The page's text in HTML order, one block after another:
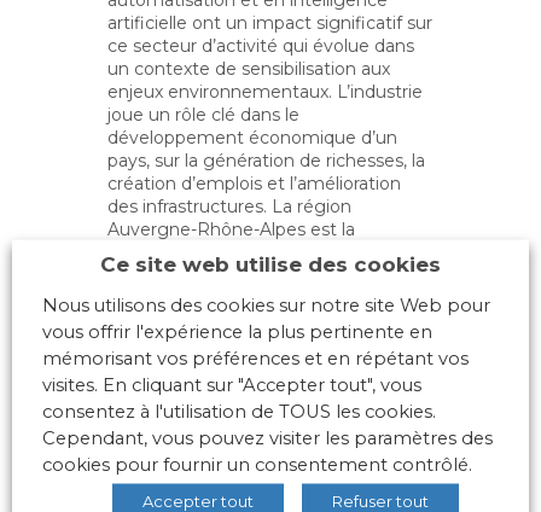
artificielle ont un impact significatif sur
ce secteur d’activité qui évolue dans
un contexte de sensibilisation aux
enjeux environnementaux. L’industrie
joue un rôle clé dans le
développement économique d’un
pays, sur la génération de richesses, la
création d’emplois et l’amélioration
des infrastructures. La région
Auvergne-Rhône-Alpes est la
première région industrielle de France
en nombre d’entreprises et emploi
dans le secteur de l’industrie.
Ce site web utilise des cookies
Nous utilisons des cookies sur notre site Web pour
vous offrir l'expérience la plus pertinente en
mémorisant vos préférences et en répétant vos
visites. En cliquant sur "Accepter tout", vous
consentez à l'utilisation de TOUS les cookies.
Cependant, vous pouvez visiter les paramètres des
cookies pour fournir un consentement contrôlé.
Accepter tout Refuser tout